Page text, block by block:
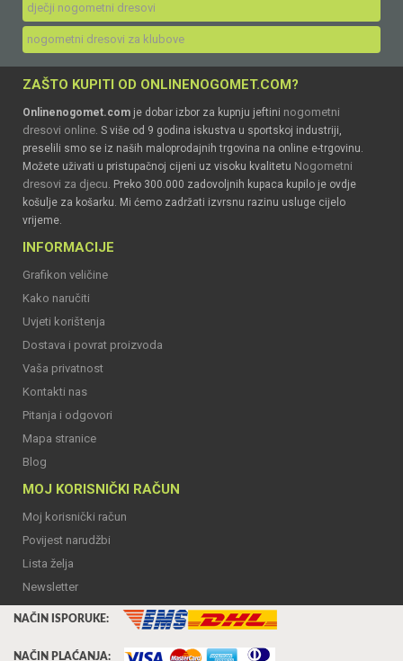
dječji nogometni dresovi
nogometni dresovi za klubove
ZAŠTO KUPITI OD ONLINENOGOMET.COM?
Onlinenogomet.com je dobar izbor za kupnju jeftini nogometni
dresovi online. S više od 9 godina iskustva u sportskoj industriji,
preselili smo se iz naših maloprodajnih trgovina na online e-trgovinu.
Možete uživati u pristupačnoj cijeni uz visoku kvalitetu Nogometni
dresovi za djecu. Preko 300.000 zadovoljnih kupaca kupilo je ovdje
košulje za košarku. Mi ćemo zadržati izvrsnu razinu usluge cijelo
vrijeme.
INFORMACIJE
Grafikon veličine
Kako naručiti
Uvjeti korištenja
Dostava i povrat proizvoda
Vaša privatnost
Kontakti nas
Pitanja i odgovori
Mapa stranice
Blog
MOJ KORISNIČKI RAČUN
Moj korisnički račun
Povijest narudžbi
Lista želja
Newsletter
NAČIN ISPORUKE:
NAČIN PLAĆANJA: